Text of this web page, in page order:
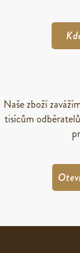
Naše zboží
tisícům